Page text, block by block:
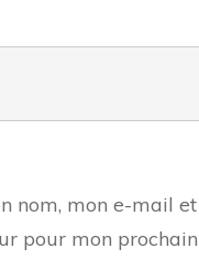
nom, mon e-mail
pour mon